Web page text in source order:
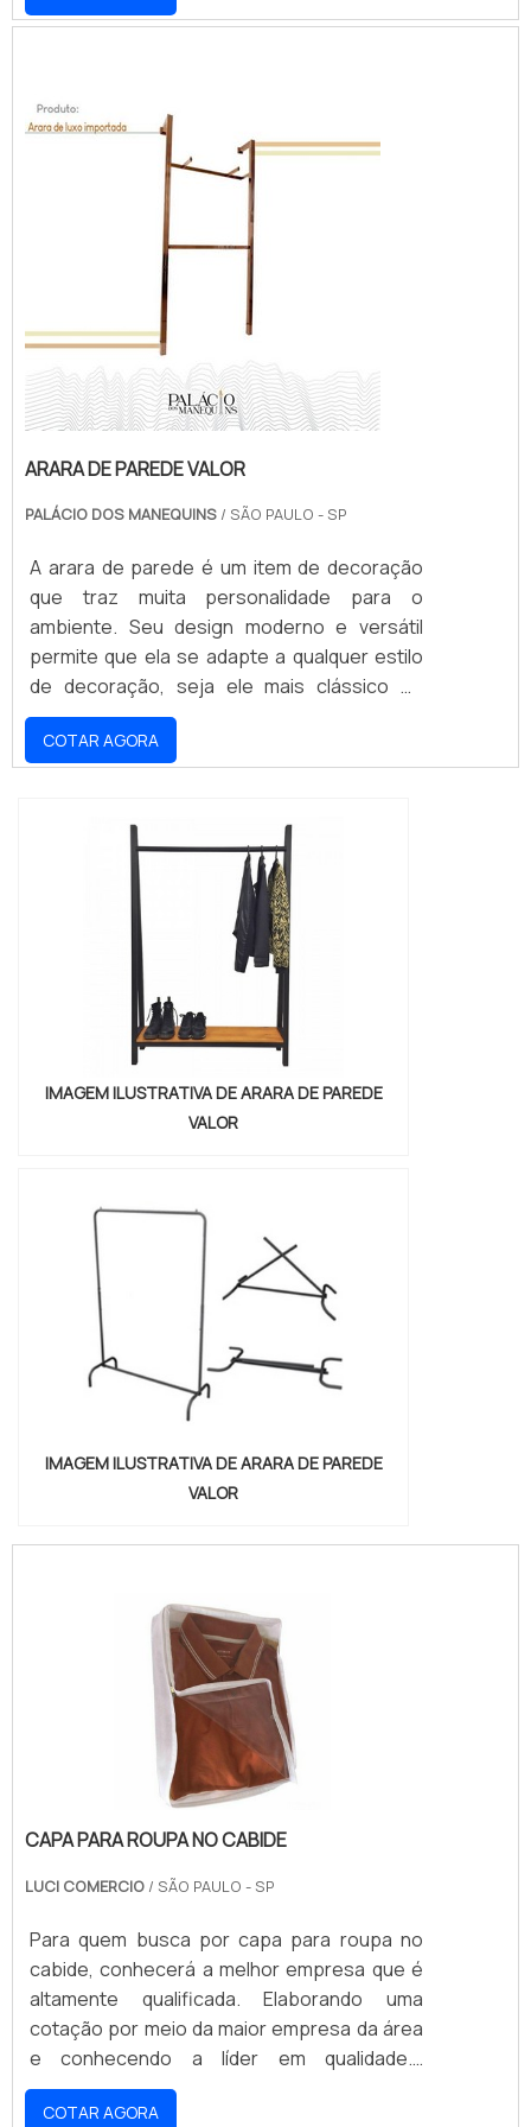
espaço, pois é prática e ocupa pouco lugar.
mais aconchegante e bonito.
ARARA DE PAREDE VALOR
PALÁCIO DOS MANEQUINS / SÃO PAULO - SP
A arara de parede é um item de decoração
que traz muita personalidade para o
ambiente. Seu design moderno e versátil
permite que ela se adapte a qualquer estilo
de decoração, seja ele mais clássico ou
contemporâneo. Além disso, ela é uma ótima
opção para quem deseja economizar
espaço, pois é prática e ocupa pouco lugar.
ajuda a valorizar o ambiente, tornando-o
mais aconchegante e bonito.
COTAR AGORA
IMAGEM ILUSTRATIVA DE ARARA DE PAREDE
VALOR
IMAGEM ILUSTRATIVA DE ARARA DE PAREDE
VALOR
CAPA PARA ROUPA NO CABIDE
LUCI COMERCIO / SÃO PAULO - SP
Para quem busca por capa para roupa no
cabide, conhecerá a melhor empresa que é
altamente qualificada. Elaborando uma
cotação por meio da maior empresa da área
e conhecendo a líder em qualidade.É
importante lembrar que o produto deve ser
adquirido com empresas especializadas.
COTAR AGORA